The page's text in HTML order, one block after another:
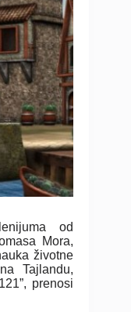
od
Mora,
životne
Tajlandu,
prenosi